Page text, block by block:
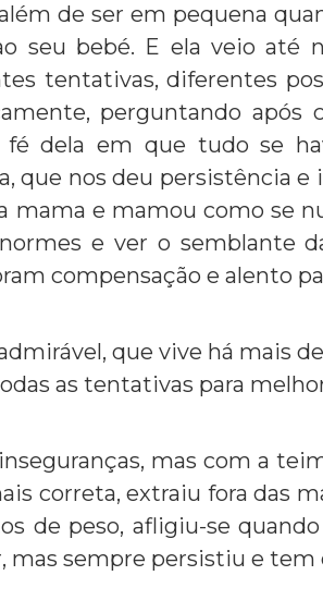
de ser em pequena
seu bebé. E ela veio até
tentativas, diferentes
perguntando após
dela em que tudo se
que nos deu persistência
mama e mamou como se
e ver o semblante
compensação e alento
que vive há mais
as tentativas para
mas com a
correta, extraiu fora das
de peso, afligiu-se
mas sempre persistiu e